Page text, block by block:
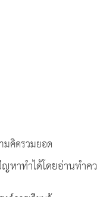
คิดรวมยอด
หาทำได้โดยอ่านทำ